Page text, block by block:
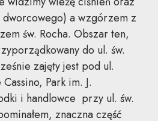
dworcowego) a wzgórzem z
św. Rocha. Obszar ten,
do ul. św.
zajęty jest pod ul.
Park im. J.
i handlowce przy ul. św.
znaczna część